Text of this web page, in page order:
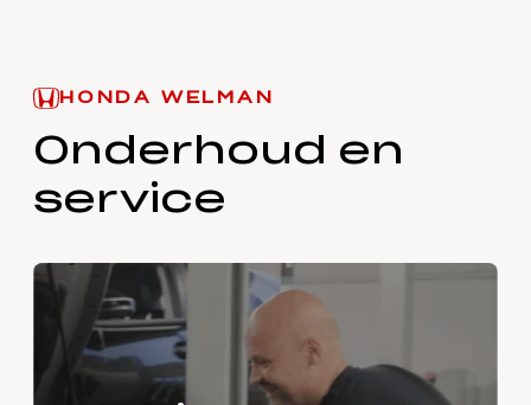
HONDA WELMAN
Onderhoud en
service